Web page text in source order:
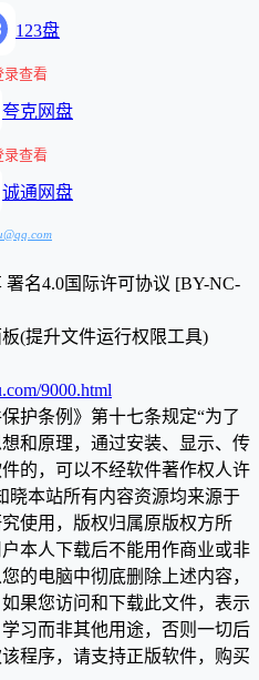
123盘
录查看
夸克网盘
录查看
诚通网盘
名4.0国际许可协议 [BY-NC-
(提升文件运行权限工具)
9000.html
护条例》第十七条规定“为了
和原理，通过安装、显示、传
的，可以不经软件著作权人许
晓本站所有内容资源均来源于
使用，版权归属原版权方所
本人下载后不能用作商业或非
的电脑中彻底删除上述内容，
果您访问和下载此文件，表示
习而非其他用途，否则一切后
程序，请支持正版软件，购买